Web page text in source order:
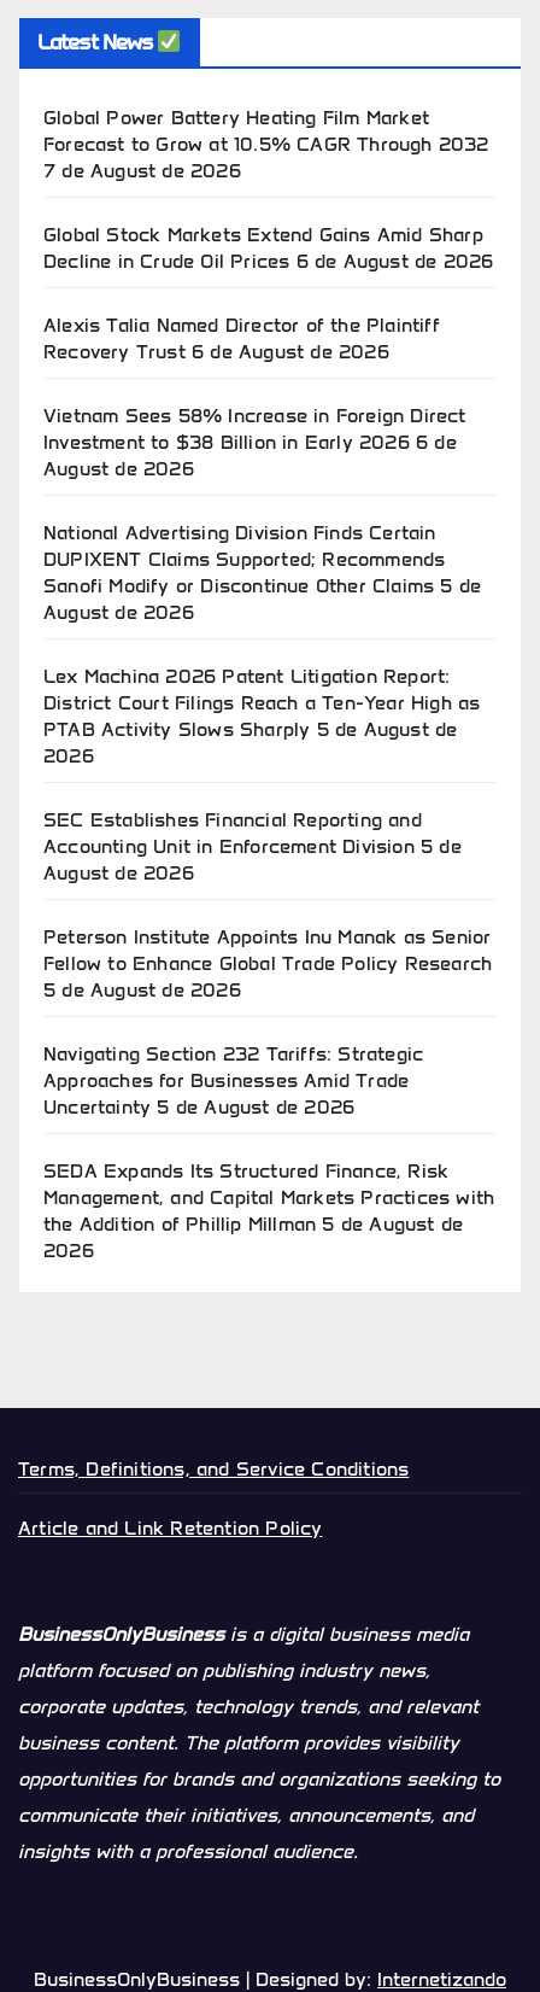
Latest News
Global Power Battery Heating Film Market
Forecast to Grow at 10.5% CAGR Through 2032
7 de August de 2026
Global Stock Markets Extend Gains Amid Sharp
Decline in Crude Oil Prices 6 de August de 2026
Alexis Talia Named Director of the Plaintiff
Recovery Trust 6 de August de 2026
Vietnam Sees 58% Increase in Foreign Direct
Investment to $38 Billion in Early 2026 6 de
August de 2026
National Advertising Division Finds Certain
DUPIXENT Claims Supported; Recommends
Sanofi Modify or Discontinue Other Claims 5 de
August de 2026
Lex Machina 2026 Patent Litigation Report:
District Court Filings Reach a Ten-Year High as
PTAB Activity Slows Sharply 5 de August de
2026
SEC Establishes Financial Reporting and
Accounting Unit in Enforcement Division 5 de
August de 2026
Peterson Institute Appoints Inu Manak as Senior
Fellow to Enhance Global Trade Policy Research
5 de August de 2026
Navigating Section 232 Tariffs: Strategic
Approaches for Businesses Amid Trade
Uncertainty 5 de August de 2026
SEDA Expands Its Structured Finance, Risk
Management, and Capital Markets Practices with
the Addition of Phillip Millman 5 de August de
2026
Terms, Definitions, and Service Conditions
Article and Link Retention Policy
BusinessOnlyBusinessis a digital business media
platform focused on publishing industry news,
corporate updates, technology trends, and relevant
business content. The platform provides visibility
opportunities for brands and organizations seeking to
communicate their initiatives, announcements, and
insights with a professional audience.
BusinessOnlyBusiness | Designed by: Internetizando